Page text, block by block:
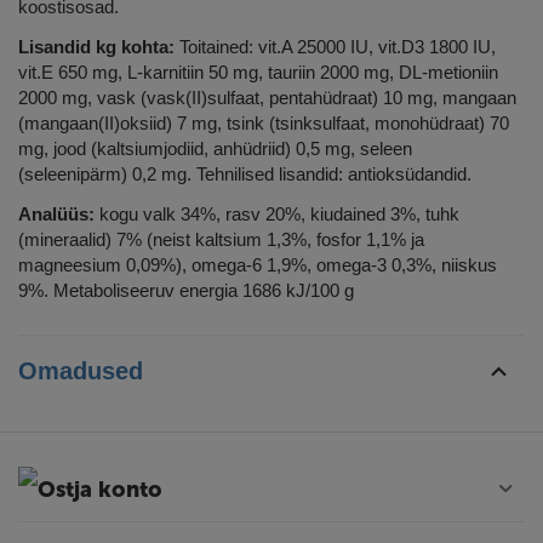
koostisosad.
Lisandid kg kohta: Toitained: vit.A 25000 IU, vit.D3 1800 IU,
vit.E 650 mg, L-karnitiin 50 mg, tauriin 2000 mg, DL-metioniin
2000 mg, vask (vask(II)sulfaat, pentahüdraat) 10 mg, mangaan
(mangaan(II)oksiid) 7 mg, tsink (tsinksulfaat, monohüdraat) 70
mg, jood (kaltsiumjodiid, anhüdriid) 0,5 mg, seleen
(seleenipärm) 0,2 mg. Tehnilised lisandid: antioksüdandid.
Analüüs: kogu valk 34%, rasv 20%, kiudained 3%, tuhk
(mineraalid) 7% (neist kaltsium 1,3%, fosfor 1,1% ja
magneesium 0,09%), omega-6 1,9%, omega-3 0,3%, niiskus
9%. Metaboliseeruv energia 1686 kJ/100 g
Omadused
Ostja konto